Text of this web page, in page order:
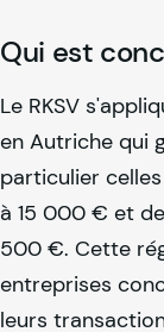
Qui est
Le RKSV
en Autriche qui
particulier
à 15 000 € et
500 €. Cette
entreprises
leurs